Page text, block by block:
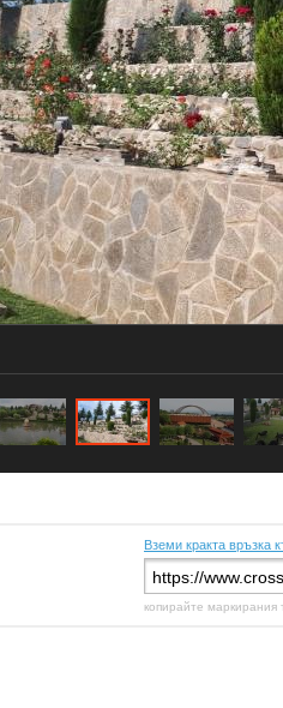
Вземи кракта връзка
копирайте маркирания